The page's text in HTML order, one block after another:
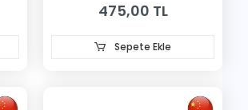
475,00 TL
Sepete Ekle